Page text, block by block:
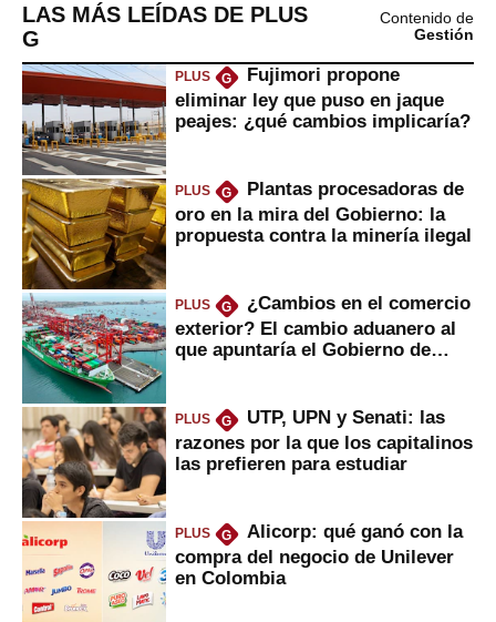
LAS MÁS LEÍDAS DE PLUS
G
Contenido de
Gestión
PLUS G
Fujimori propone
eliminar ley que puso en jaque
peajes: ¿qué cambios implicaría?
PLUS G
Plantas procesadoras de
oro en la mira del Gobierno: la
propuesta contra la minería ilegal
PLUS G
¿Cambios en el comercio
exterior? El cambio aduanero al
que apuntaría el Gobierno de
PLUS G
UTP, UPN y Senati: las
razones por la que los capitalinos
las prefieren para estudiar
PLUS G
Alicorp: qué ganó con la
compra del negocio de Unilever
en Colombia